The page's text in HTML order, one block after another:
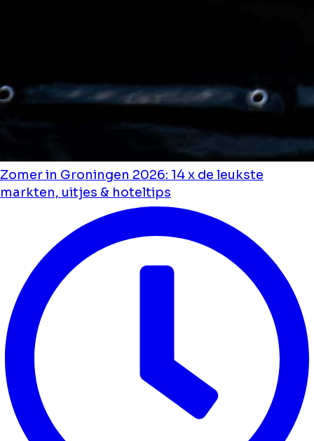
Zomer in Groningen 2026: 14 x de leukste
markten, uitjes & hoteltips